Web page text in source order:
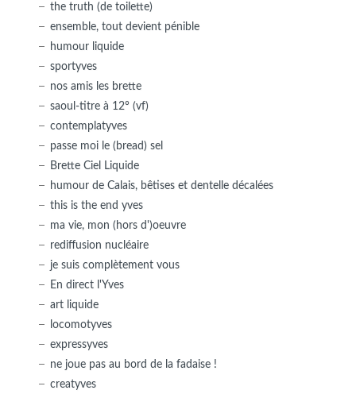
the truth (de toilette)
ensemble, tout devient pénible
humour liquide
sportyves
nos amis les brette
saoul-titre à 12° (vf)
contemplatyves
passe moi le (bread) sel
Brette Ciel Liquide
humour de Calais, bêtises et dentelle décalées
this is the end yves
ma vie, mon (hors d')oeuvre
rediffusion nucléaire
je suis complètement vous
En direct l'Yves
art liquide
locomotyves
expressyves
ne joue pas au bord de la fadaise !
creatyves